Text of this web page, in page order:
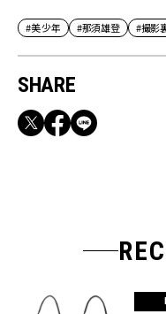
#美 少年 #那須雄登 #撮影
SHARE